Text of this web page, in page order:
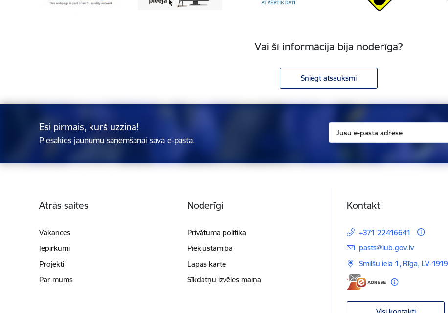
Vai šī informācija bija noderīga?
Sniegt atsauksmi
Esi pirmais, kurš uzzina!
Piesakies jaunumu saņemšanai savā e-pastā.
Ātrās saites
Vakances
Iepirkumi
Projekti
Par mums
Noderīgi
Privātuma politika
Piekļūstamība
Lapas karte
Sīkdatņu izvēles maiņa
Kontakti
+371 22416641
E-pasts:
pasts@iub.gov.lv
Smilšu iela 1, Rīga, LV-1919
Visi kontakti